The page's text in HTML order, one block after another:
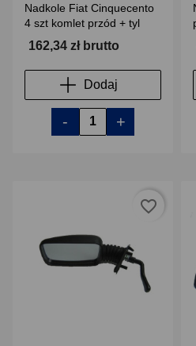
Nadkole Fiat Cinquecento
4 szt komlet przód + tyl
162,34 zł brutto
Dodaj
- +
favorite_border